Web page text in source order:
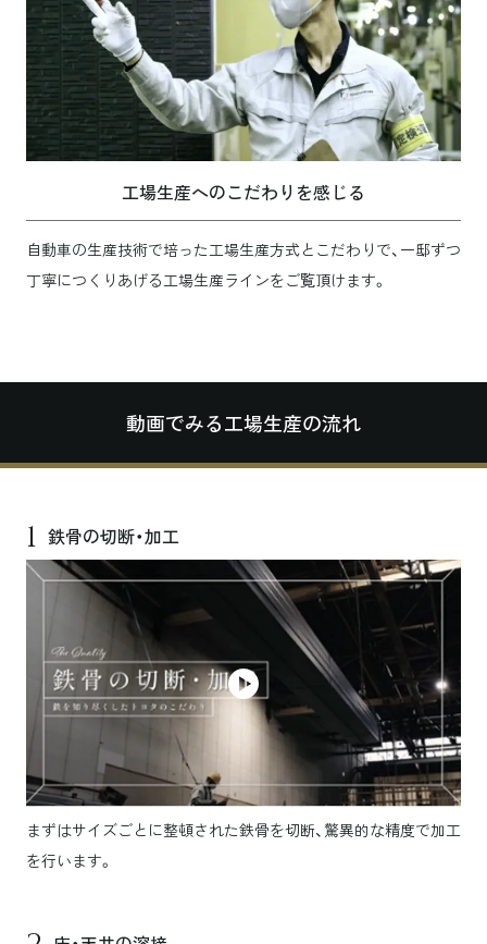
工場生産へのこだわりを感じる
自動車の生産技術で培った工場生産方式とこだわりで、一邸ずつ
丁寧につくりあげる工場生産ラインをご覧頂けます。
動画でみる工場生産の流れ
1 鉄骨の切断・加工
まずはサイズごとに整頓された鉄骨を切断、驚異的な精度で加工
を行います。